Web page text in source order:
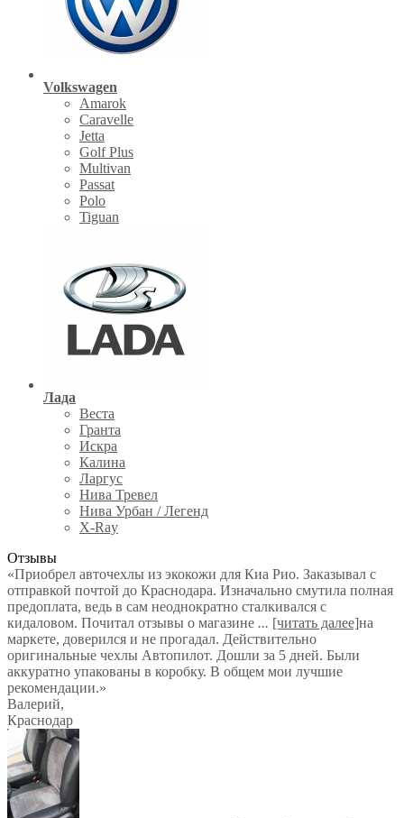
Volkswagen
Amarok
Caravelle
Jetta
Golf Plus
Multivan
Passat
Polo
Tiguan
Лада
Веста
Гранта
Искра
Калина
Ларгус
Нива Тревел
Нива Урбан / Легенд
X-Ray
Отзывы
«Приобрел авточехлы из экокожи для Киа Рио. Заказывал с
отправкой почтой до Краснодара. Изначально смутила полная
предоплата, ведь в сам неоднократно сталкивался с
кидаловом. Почитал отзывы о магазине ... [читать далее]на
маркете, доверился и не прогадал. Действительно
оригинальные чехлы Автопилот. Дошли за 5 дней. Были
аккуратно упакованы в коробку. В общем мои лучшие
рекомендации.»
Валерий,
Краснодар